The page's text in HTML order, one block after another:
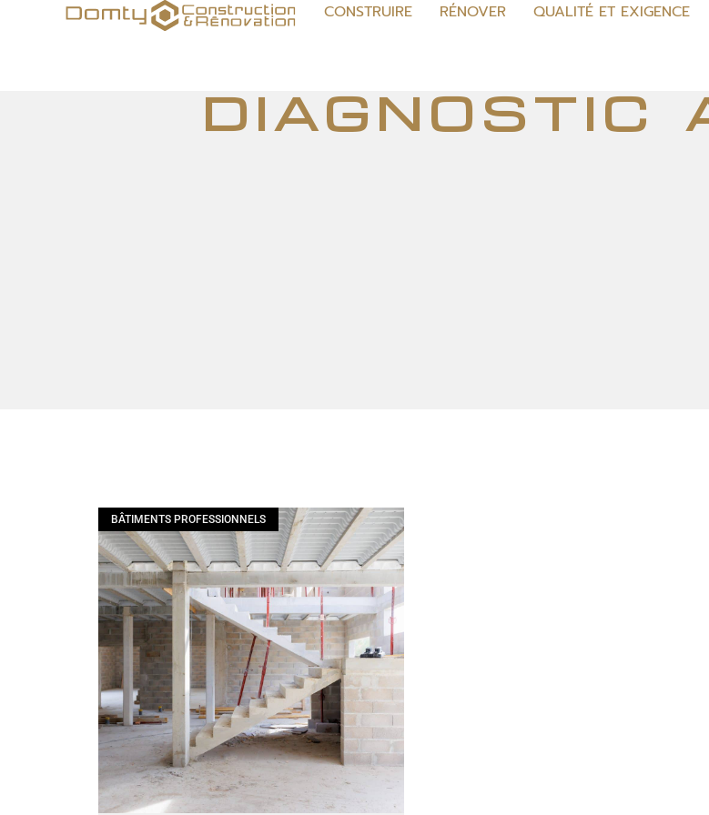
CONSTRUIRE RÉNOVER QUALITÉ ET EXIGENCE
diagnostic
BÂTIMENTS PROFESSIONNELS